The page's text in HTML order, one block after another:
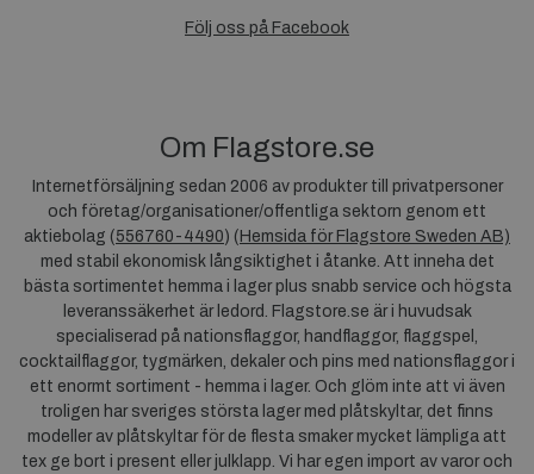
Följ oss på Facebook
Om Flagstore.se
Internetförsäljning sedan 2006 av produkter till privatpersoner
och företag/organisationer/offentliga sektorn genom ett
aktiebolag (556760-4490) ( Hemsida för Flagstore Sweden AB)
med stabil ekonomisk långsiktighet i åtanke. Att inneha det
bästa sortimentet hemma i lager plus snabb service och högsta
leveranssäkerhet är ledord. Flagstore.se är i huvudsak
specialiserad på nationsflaggor, handflaggor, flaggspel,
cocktailflaggor, tygmärken, dekaler och pins med nationsflaggor i
ett enormt sortiment - hemma i lager. Och glöm inte att vi även
troligen har sveriges största lager med plåtskyltar, det finns
modeller av plåtskyltar för de flesta smaker mycket lämpliga att
tex ge bort i present eller julklapp. Vi har egen import av varor och